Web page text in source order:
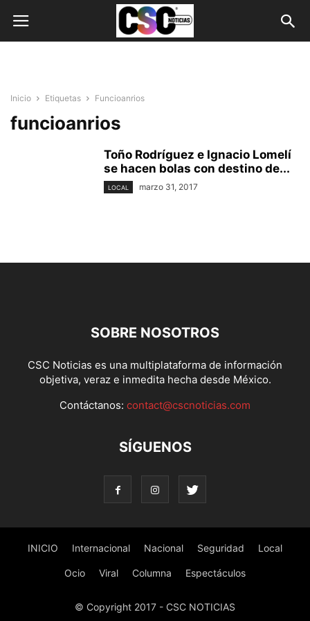
Inicio Etiquetas Funcioanrios
funcioanrios
Toño Rodríguez e Ignacio Lomelí
se hacen bolas con destino de...
LOCAL marzo 31, 2017
SOBRE NOSOTROS
CSC Noticias es una multiplataforma de información
objetiva, veraz e inmedita hecha desde México.
Contáctanos: contact@cscnoticias.com
SÍGUENOS
INICIO Internacional Nacional Seguridad Local
Ocio Viral Columna Espectáculos
© Copyright 2017 - CSC NOTICIAS